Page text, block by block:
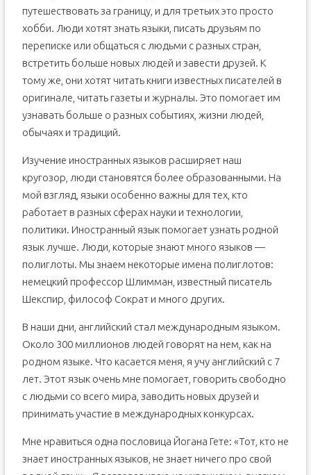
путешествовать за границу, и для третьих это просто
хобби. Люди хотят знать языки, писать друзьям по
переписке или общаться с людьми с разных стран,
встретить больше новых людей и завести друзей. К
тому же, они хотят читать книги известных писателей в
оригинале, читать газеты и журналы. Это помогает им
узнавать больше о разных событиях, жизни людей,
обычаях и традиций.
Изучение иностранных языков расширяет наш
кругозор, люди становятся более образованными. На
мой взгляд, языки особенно важны для тех, кто
работает в разных сферах науки и технологии,
политики. Иностранный язык помогает узнать родной
язык лучше. Люди, которые знают много языков —
полиглоты. Мы знаем некоторые имена полиглотов:
немецкий профессор Шлимман, известный писатель
Шекспир, философ Сократ и много других.
В наши дни, английский стал международным языком.
Около 300 миллионов людей говорят на нем, как на
родном языке. Что касается меня, я учу английский с 7
лет. Этот язык очень мне помогает, говорить свободно
с людьми со всего мира, заводить новых друзей и
принимать участие в международных конкурсах.
Мне нравиться одна пословица Йогана Гете: «Тот, кто не
знает иностранных языков, не знает ничего про свой